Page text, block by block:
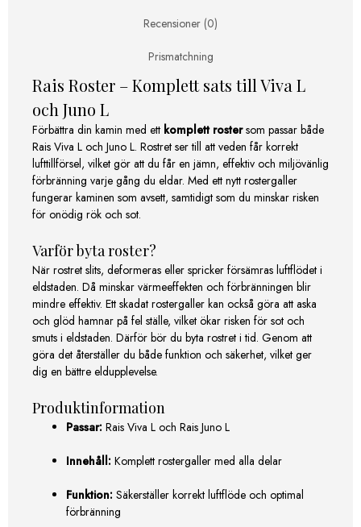
Recensioner (0)
Prismatchning
Rais Roster – Komplett sats till Viva L
och Juno L
Förbättra din kamin med ett komplett rostersom passar både
Rais Viva L och Juno L. Rostret ser till att veden får korrekt
lufttillförsel, vilket gör att du får en jämn, effektiv och miljövänlig
förbränning varje gång du eldar. Med ett nytt rostergaller
fungerar kaminen som avsett, samtidigt som du minskar risken
för onödig rök och sot.
Varför byta roster?
När rostret slits, deformeras eller spricker försämras luftflödet i
eldstaden. Då minskar värmeeffekten och förbränningen blir
mindre effektiv. Ett skadat rostergaller kan också göra att aska
och glöd hamnar på fel ställe, vilket ökar risken för sot och
smuts i eldstaden. Därför bör du byta rostret i tid. Genom att
göra det återställer du både funktion och säkerhet, vilket ger
dig en bättre eldupplevelse.
Produktinformation
Passar: Rais Viva L och Rais Juno L
Innehåll: Komplett rostergaller med alla delar
Funktion: Säkerställer korrekt luftflöde och optimal
förbränning